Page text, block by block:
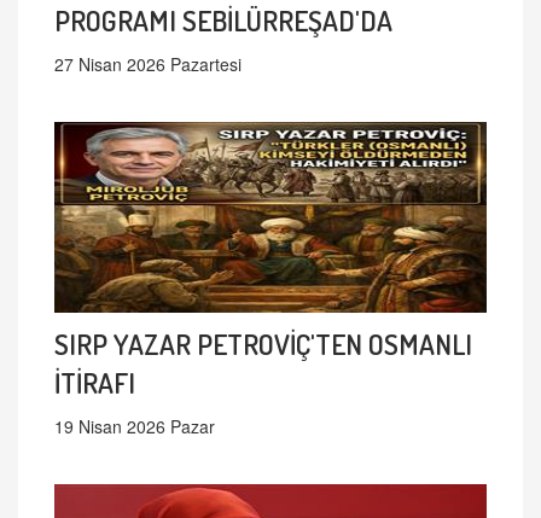
PROGRAMI SEBİLÜRREŞAD'DA
27 Nisan 2026 Pazartesi
SIRP YAZAR PETROVİÇ'TEN OSMANLI
İTİRAFI
19 Nisan 2026 Pazar